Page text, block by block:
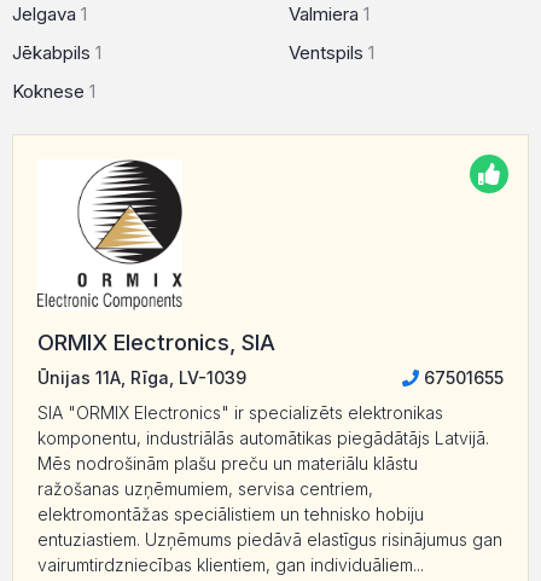
Jelgava 1
Jēkabpils 1
Koknese 1
Valmiera 1
Ventspils 1
ORMIX Electronics, SIA
Ūnijas 11A, Rīga, LV-1039
67501655
SIA "ORMIX Electronics" ir specializēts elektronikas
komponentu, industriālās automātikas piegādātājs Latvijā.
Mēs nodrošinām plašu preču un materiālu klāstu
ražošanas uzņēmumiem, servisa centriem,
elektromontāžas speciālistiem un tehnisko hobiju
entuziastiem. Uzņēmums piedāvā elastīgus risinājumus gan
vairumtirdzniecības klientiem, gan individuāliem...